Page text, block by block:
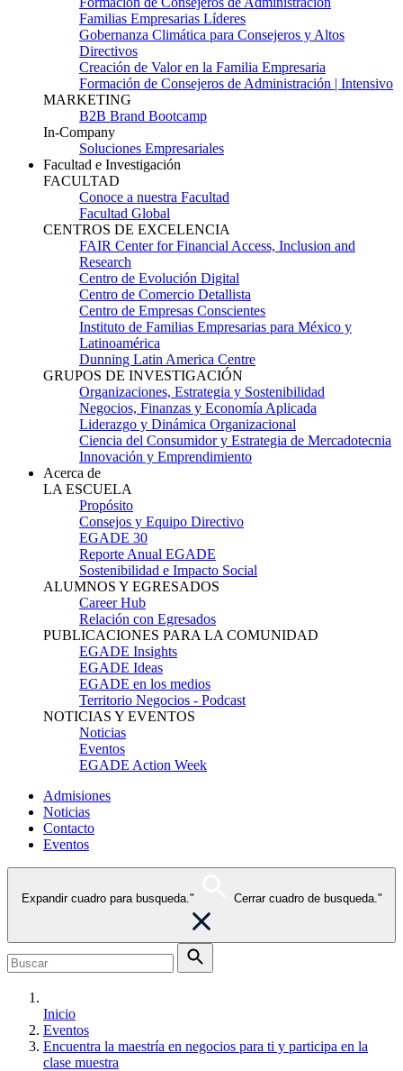
Familias Empresarias Líderes
Gobernanza Climática para Consejeros y Altos
Directivos
Creación de Valor en la Familia Empresaria
Formación de Consejeros de Administración | Intensivo
MARKETING
B2B Brand Bootcamp
In-Company
Soluciones Empresariales
Facultad e Investigación
FACULTAD
Conoce a nuestra Facultad
Facultad Global
CENTROS DE EXCELENCIA
FAIR Center for Financial Access, Inclusion and
Research
Centro de Evolución Digital
Centro de Comercio Detallista
Centro de Empresas Conscientes
Instituto de Familias Empresarias para México y
Latinoamérica
Dunning Latin America Centre
GRUPOS DE INVESTIGACIÓN
Organizaciones, Estrategia y Sostenibilidad
Negocios, Finanzas y Economía Aplicada
Liderazgo y Dinámica Organizacional
Ciencia del Consumidor y Estrategia de Mercadotecnia
Innovación y Emprendimiento
Acerca de
LA ESCUELA
Propósito
Consejos y Equipo Directivo
EGADE 30
Reporte Anual EGADE
Sostenibilidad e Impacto Social
ALUMNOS Y EGRESADOS
Career Hub
Relación con Egresados
PUBLICACIONES PARA LA COMUNIDAD
EGADE Insights
EGADE Ideas
EGADE en los medios
Territorio Negocios - Podcast
NOTICIAS Y EVENTOS
Noticias
Eventos
EGADE Action Week
Admisiones
Noticias
Contacto
Eventos
Expandir cuadro para busqueda." Cerrar cuadro de busqueda."
Inicio
Eventos
Encuentra la maestría en negocios para ti y participa en la
clase muestra